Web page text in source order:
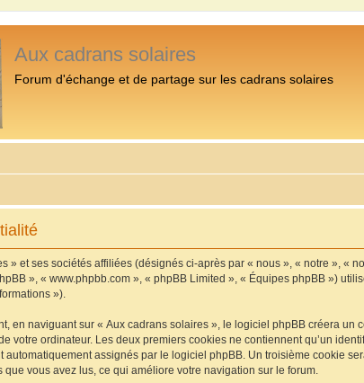
Aux cadrans solaires
Forum d'échange et de partage sur les cadrans solaires
et ses sociétés affiliées (désignés ci-après par « nous », « notre », «
», « www.phpbb.com », « phpBB Limited », « Équipes phpBB »)
»).
en naviguant sur « Aux cadrans solaires », le logiciel phpBB créera un
votre ordinateur. Les deux premiers cookies ne contiennent qu’un
assignés par le logiciel phpBB. Un troisième cookie
vous avez lus, ce qui améliore votre navigation sur le forum.